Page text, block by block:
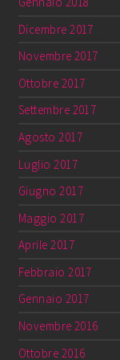
Dicembre 2017
Novembre 2017
Ottobre 2017
Settembre 2017
Agosto 2017
Luglio 2017
Giugno 2017
Maggio 2017
Aprile 2017
Febbraio 2017
Gennaio 2017
Novembre 2016
Ottobre 2016